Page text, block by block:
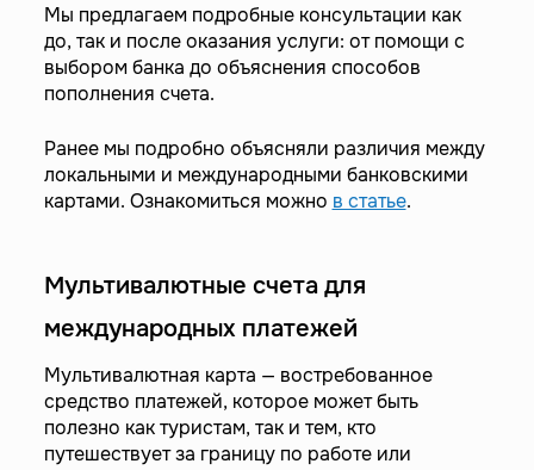
Мы предлагаем подробные консультации как
до, так и после оказания услуги: от помощи с
выбором банка до объяснения способов
пополнения счета.
Ранее мы подробно объясняли различия между
локальными и международными банковскими
картами. Ознакомиться можно в статье.
Мультивалютные счета для
международных платежей
Мультивалютная карта — востребованное
средство платежей, которое может быть
полезно как туристам, так и тем, кто
путешествует за границу по работе или